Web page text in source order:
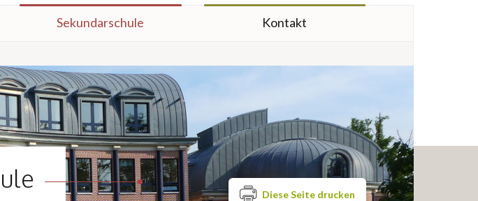
Sekundarschule Kontakt
Diese Seite drucken